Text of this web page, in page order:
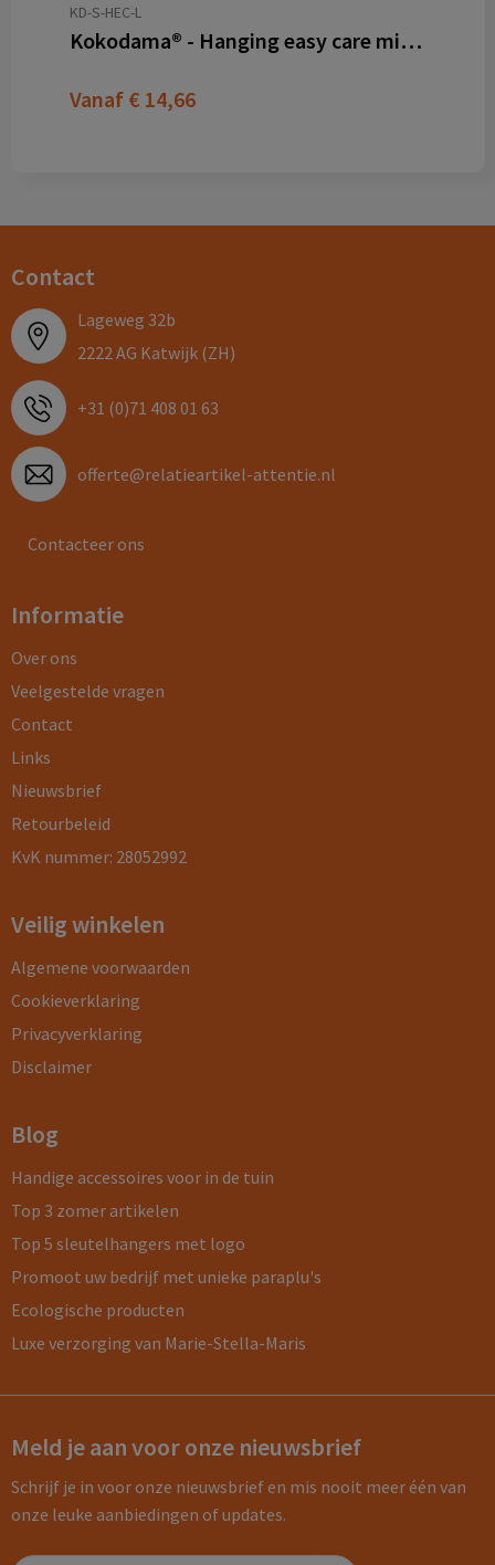
KD-S-HEC-L
Kokodama® - Hanging easy care mix (S)
Vanaf € 14,66
Contact
Lageweg 32b
2222 AG Katwijk (ZH)
+31 (0)71 408 01 63
offerte@relatieartikel-attentie.nl
Contacteer ons
Informatie
Over ons
Veelgestelde vragen
Contact
Links
Nieuwsbrief
Retourbeleid
KvK nummer: 28052992
Veilig winkelen
Algemene voorwaarden
Cookieverklaring
Privacyverklaring
Disclaimer
Blog
Handige accessoires voor in de tuin
Top 3 zomer artikelen
Top 5 sleutelhangers met logo
Promoot uw bedrijf met unieke paraplu's
Ecologische producten
Luxe verzorging van Marie-Stella-Maris
Meld je aan voor onze nieuwsbrief
Schrijf je in voor onze nieuwsbrief en mis nooit meer één van
onze leuke aanbiedingen of updates.